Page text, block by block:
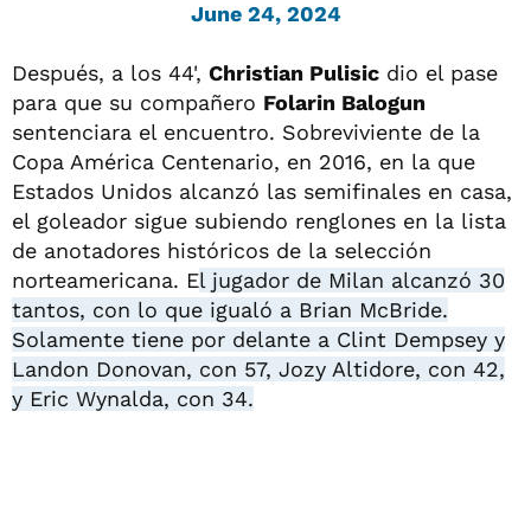
June 24, 2024
Después, a los 44', Christian Pulisic dio el pase
para que su compañero Folarin Balogun
sentenciara el encuentro. Sobreviviente de la
Copa América Centenario, en 2016, en la que
Estados Unidos alcanzó las semifinales en casa,
el goleador sigue subiendo renglones en la lista
de anotadores históricos de la selección
norteamericana. El jugador de Milan alcanzó 30
tantos, con lo que igualó a Brian McBride.
Solamente tiene por delante a Clint Dempsey y
Landon Donovan, con 57, Jozy Altidore, con 42,
y Eric Wynalda, con 34.